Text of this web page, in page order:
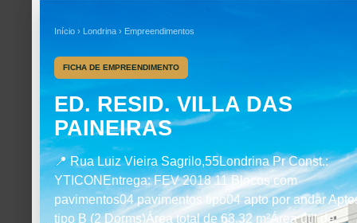
Início › Londrina › Empreendimentos
FICHA DE EMPREENDIMENTO
ED. RESID. VILLA DAS
PAINEIRAS
📍 Rua Luiz Vieira Sagrilo,55Londrina Pr Const.:
YTICONEntrega: FEV 2018 11 Blocos com
pavimentos04 pavimentos tipo04 apto por andar
tipo B (2 Dorms)Área total de 63,32 m²Área útil de